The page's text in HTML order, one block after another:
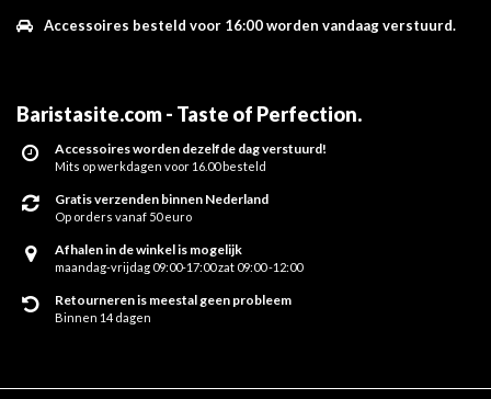
Accessoires besteld voor 16:00 worden vandaag verstuurd.
Baristasite.com - Taste of Perfection.
Accessoires worden dezelfde dag verstuurd!
Mits op werkdagen voor 16.00 besteld
Gratis verzenden binnen Nederland
Op orders vanaf 50 euro
Afhalen in de winkel is mogelijk
maandag-vrijdag 09:00-17:00 zat 09:00 -12:00
Retourneren is meestal geen probleem
Binnen 14 dagen